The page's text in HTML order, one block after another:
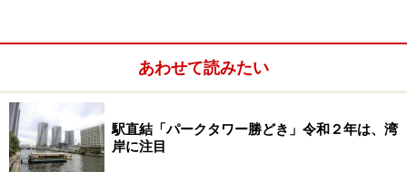
研究者や留学生が交流を育むシェア型賃貸住宅柏の葉インタ
ーナショナルビレッジ 企画では、リビタも参画
また、同社のスマートシティモデルは、国内外でも潜在
的なニーズが高いと判断。今後、地域の特性やニーズに
対応したビジネスモデルを展開したい意向とのことで
あわせて読みたい
駅直結「パークタワー勝どき」令和２年は、湾
岸に注目